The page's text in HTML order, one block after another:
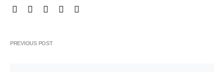
PREVIOUS POST